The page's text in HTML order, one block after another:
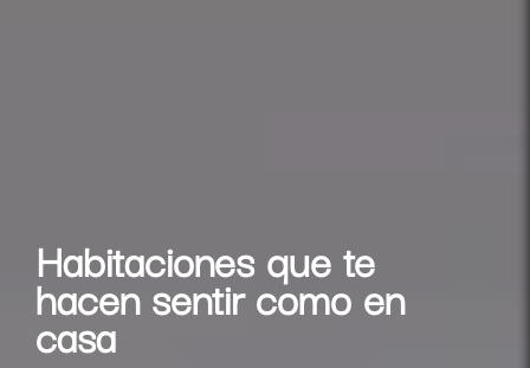
Habitaciones que te
hacen sentir como en
casa